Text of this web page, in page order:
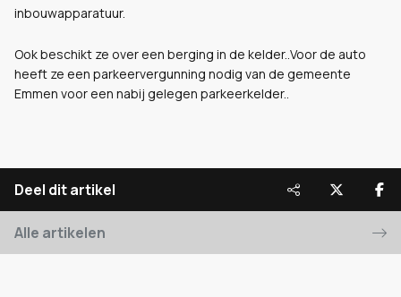
inbouwapparatuur.
Ook beschikt ze over een berging in de kelder..Voor de auto
heeft ze een parkeervergunning nodig van de gemeente
Emmen voor een nabij gelegen parkeerkelder..
Deel dit artikel
Alle artikelen